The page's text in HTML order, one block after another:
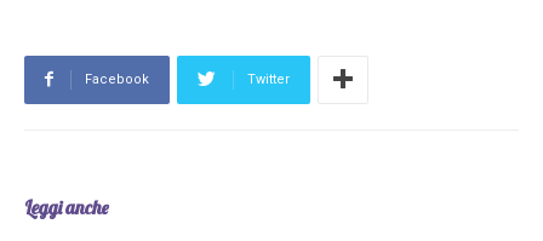
Facebook Twitter
Leggi anche